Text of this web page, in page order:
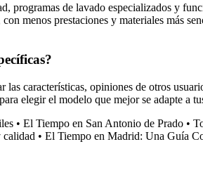
programas de lavado especializados y
menos prestaciones y materiales más
características, opiniones de otros
elegir el modelo que mejor se adapte a
• El Tiempo en San Antonio de Prado •
calidad • El Tiempo en Madrid: Una Guía